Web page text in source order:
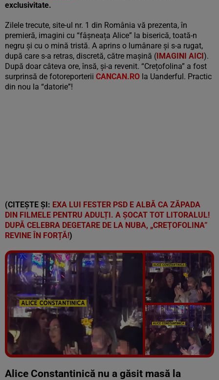
exclusivitate.
Zilele trecute, site-ul nr. 1 din România vă prezenta, în
premieră, imagini cu “fâșneața Alice” la biserică, toată-n
negru și cu o mină tristă. A aprins o lumânare și s-a rugat,
după care s-a retras, discretă, către mașină (IMAGINI AICI).
După doar câteva ore, însă, și-a revenit. “Crețofolina” a fost
surprinsă de fotoreporterii CANCAN.RO la Uanderful. Practic
din nou la “datorie”!
(CITEȘTE ȘI: EXA LUI FESTER PSD E ALBĂ CA ZĂPADA
DIN FILMELE PENTRU ADULȚI. A ȘOCAT TOT LITORALUL!
DUPĂ CELEBRA DEGETARE DE LA NUBA, „CREȚOFOLINA”
REVINE ÎN FORȚĂ!)
Vezi galeria foto
7 poze
Alice Constantinică nu a găsit masă la